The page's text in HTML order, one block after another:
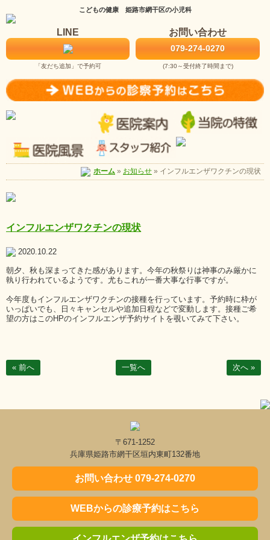
こどもの健康 姫路市網干区の小児科
LINE
「友だち追加」で予約可
お問い合わせ
079-274-0270
(7:30～受付終了時間まで)
ホーム » お知らせ » インフルエンザワクチンの現状
インフルエンザワクチンの現状
2020.10.22
朝夕、秋も深まってきた感があります。今年の秋祭りは神事のみ厳かに
執り行われているようです。尤もこれが一番大事な行事ですが。
今年度もインフルエンザワクチンの接種を行っています。予約時に枠が
いっぱいでも、日々キャンセルや追加日程などで変動します。接種ご希
望の方はこのHPのインフルエンザ予約サイトを覗いてみて下さい。
« 前へ 一覧へ 次へ »
〒671-1252
兵庫県姫路市網干区垣内東町132番地
お問い合わせ 079-274-0270
WEBからの診療予約はこちら